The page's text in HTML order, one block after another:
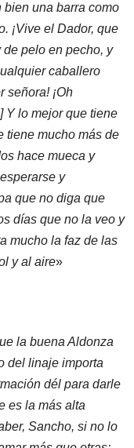
bien una barra como
¡Vive el Dador, que
pelo en pecho, y
caballero
señora! ¡Oh
Y lo mejor que tiene
tiene mucho más de
hace mueca y
y
que no diga que
días que no la veo y
mucho la faz de las
y al aire»
la buena Aldonza
del linaje importa
dél para darle
es la más alta
Sancho, si no lo